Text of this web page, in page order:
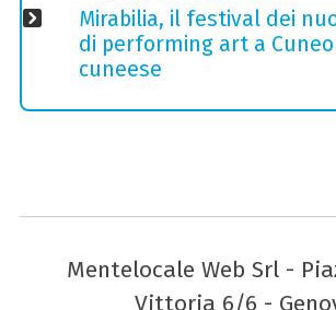
Mirabilia, il festival dei
di performing art a
cuneese
Mentelocale Web Srl -
Vittoria 6/6 -